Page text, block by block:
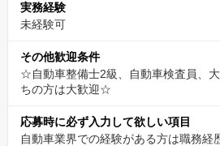
実務経験
未経験可
その他歓迎条件
☆自動車整備士2級、自動車検査員、
ちの方は大歓迎☆
応募時に必ず入力して欲しい項目
自動車業界での経験がある方は職務経